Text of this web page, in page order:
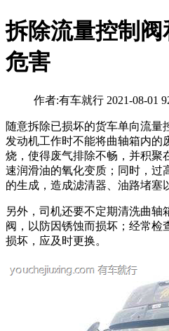
拆除流量控制
危害
作者:有车就行 2021-08-01
随意拆除已损坏的货车单向流量
发动机工作时不能将曲轴箱内的
烧，使得废气排除不畅，并积聚
速润滑油的氧化变质；同时，过
的生成，造成滤清器、油路堵塞
另外，司机还要不定期清洗曲轴
阀，以防因锈蚀而损坏；经常检
损坏，应及时更换。